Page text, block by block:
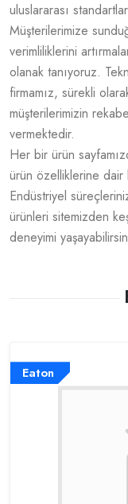
uluslararası
Müşterilerimize
verimliliklerini
olanak tanıyoruz.
firmamız, sürekli
müşterilerimizin
vermektedir.
Her bir ürün
ürün özelliklerine dair
Endüstriyel
ürünleri sitemizden
deneyimi
Eaton